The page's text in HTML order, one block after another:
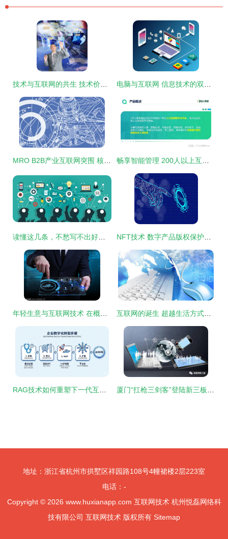
地址：浙江省杭州市拱墅区祥园路108号4幢裙楼2层223室
电话：-
Copyright © 2026 www.huxianapp.com 互联网技术 杭州悦磊网络科
技有限公司 互联网技术 版权所有 Sitemap